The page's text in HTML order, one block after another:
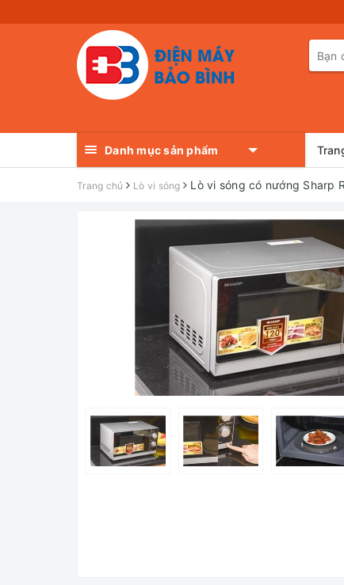
Danh mục sản phẩm
Trang chủ Lò vi sóng Lò vi sóng có nướng Sharp